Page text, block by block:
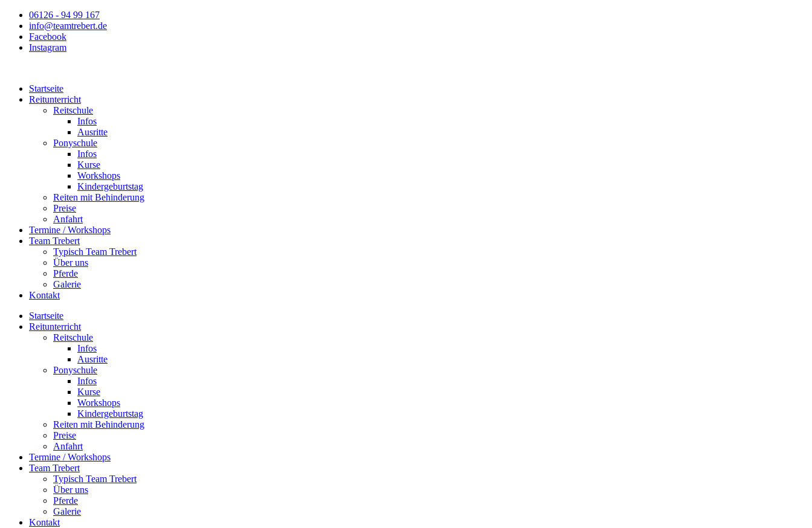
Zum
Inhalt
springen
06126 - 94 99 167
info@teamtrebert.de
Facebook
Instagram
Startseite
Reitunterricht
Reitschule
Infos
Ausritte
Ponyschule
Infos
Kurse
Workshops
Kindergeburtstag
Reiten mit Behinderung
Preise
Anfahrt
Termine / Workshops
Team Trebert
Typisch Team Trebert
Über uns
Pferde
Galerie
Kontakt
Startseite
Reitunterricht
Reitschule
Infos
Ausritte
Ponyschule
Infos
Kurse
Workshops
Kindergeburtstag
Reiten mit Behinderung
Preise
Anfahrt
Termine / Workshops
Team Trebert
Typisch Team Trebert
Über uns
Pferde
Galerie
Kontakt